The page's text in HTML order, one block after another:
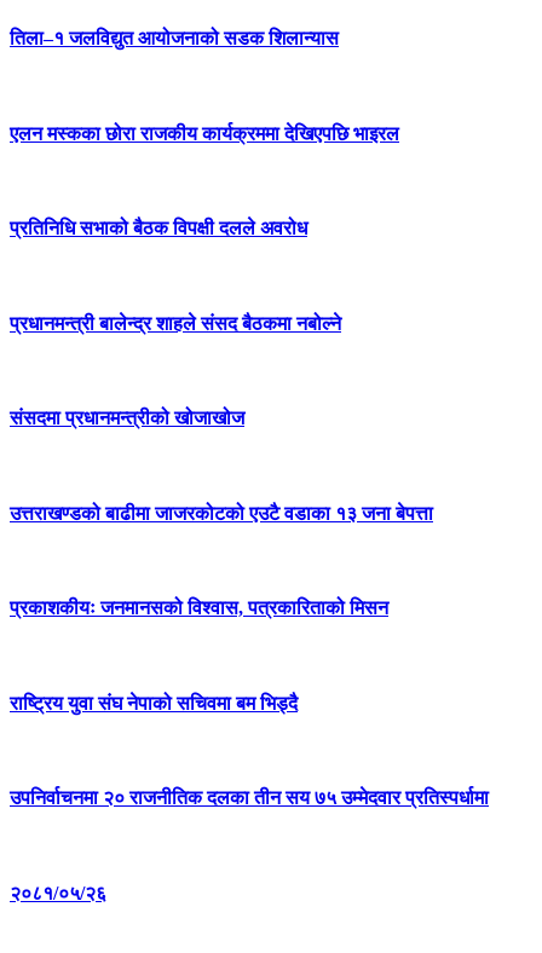
तिला–१ जलविद्युत आयोजनाको सडक शिलान्यास
एलन मस्कका छोरा राजकीय कार्यक्रममा देखिएपछि भाइरल
प्रतिनिधि सभाको बैठक विपक्षी दलले अवरोध
प्रधानमन्त्री बालेन्द्र शाहले संसद बैठकमा नबोल्ने
संसदमा प्रधानमन्त्रीको खोजाखोज
उत्तराखण्डको बाढीमा जाजरकोटको एउटै वडाका १३ जना बेपत्ता
प्रकाशकीयः जनमानसको विश्वास, पत्रकारिताको मिसन
राष्ट्रिय युवा संघ नेपाको सचिवमा बम भिड्दै
उपनिर्वाचनमा २० राजनीतिक दलका तीन सय ७५ उम्मेदवार प्रतिस्पर्धामा
२०८१/०५/२६